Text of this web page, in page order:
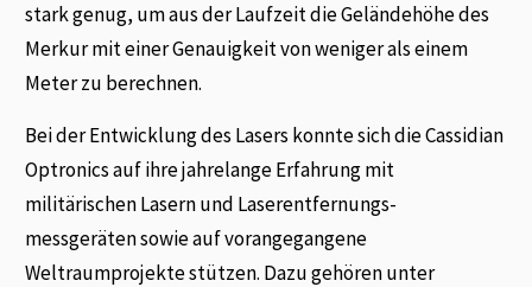
stark genug, um aus der Laufzeit die Geländehöhe des
Merkur mit einer Genauigkeit von weniger als einem
Meter zu berechnen.
Bei der Entwicklung des Lasers konnte sich die Cassidian
Optronics auf ihre jahrelange Erfahrung mit
militärischen Lasern und Laserentfernungs-
messgeräten sowie auf vorangegangene
Weltraumprojekte stützen. Dazu gehören unter